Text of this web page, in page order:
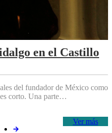
en el Castillo
del fundador de México como
corto. Una parte…
Ver más